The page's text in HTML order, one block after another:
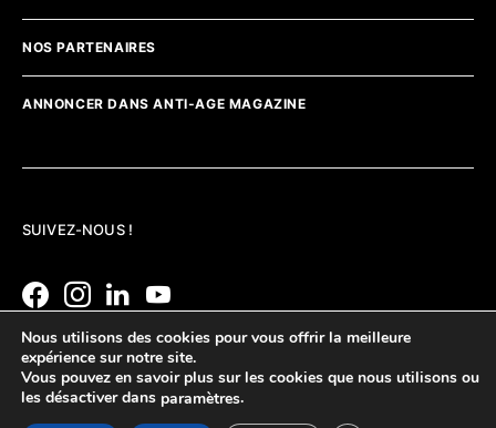
NOS PARTENAIRES
ANNONCER DANS ANTI-AGE MAGAZINE
SUIVEZ-NOUS !
Nous utilisons des cookies pour vous offrir la meilleure
expérience sur notre site.
Vous pouvez en savoir plus sur les cookies que nous utilisons ou
les désactiver dans paramètres.